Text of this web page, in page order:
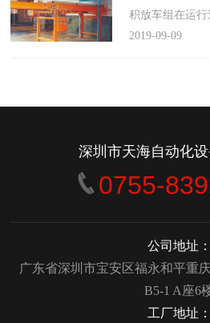
合了不同的方
终将影响一个制
积放车组在运
作的区段，运行
2019-09-09
深圳市天海自动化
0755-
公司地址：
广东省深圳市宝安区福永和平重
B5-1 A座6
工厂地址：